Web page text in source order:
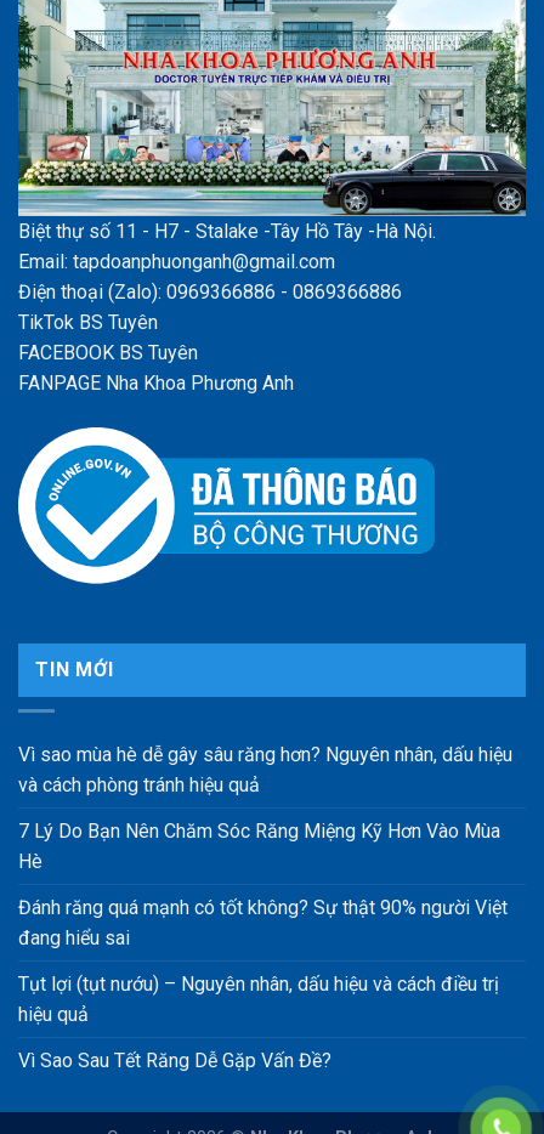
Biệt thự số 11 - H7 - Stalake -Tây Hồ Tây -Hà Nội.
Email: tapdoanphuonganh@gmail.com
Điện thoại (Zalo): 0969366886 - 0869366886
TikTok BS Tuyên
FACEBOOK BS Tuyên
FANPAGE Nha Khoa Phương Anh
TIN MỚI
Vì sao mùa hè dễ gây sâu răng hơn? Nguyên nhân, dấu hiệu
và cách phòng tránh hiệu quả
7 Lý Do Bạn Nên Chăm Sóc Răng Miệng Kỹ Hơn Vào Mùa
Hè
Đánh răng quá mạnh có tốt không? Sự thật 90% người Việt
đang hiểu sai
Tụt lợi (tụt nướu) – Nguyên nhân, dấu hiệu và cách điều trị
hiệu quả
Vì Sao Sau Tết Răng Dễ Gặp Vấn Đề?